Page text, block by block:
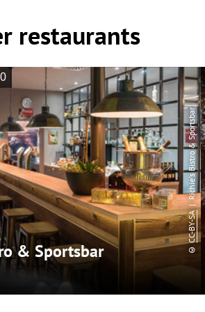
restaurants
& Sportsbar ©
CC-BY-SA
| Richie's Bistro & Sportsbar